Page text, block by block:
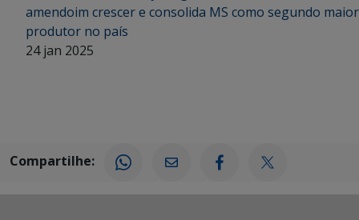
amendoim crescer e consolida MS como segundo maior
produtor no país
24 jan 2025
Compartilhe: